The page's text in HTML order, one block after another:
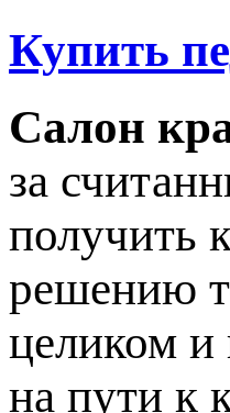
Купить
Салон
за
получить
решению
целиком и
на пути к